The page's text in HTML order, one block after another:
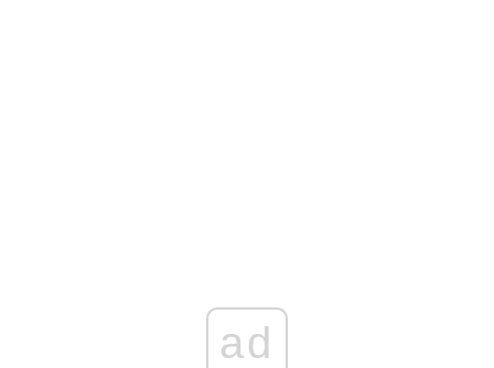
ad